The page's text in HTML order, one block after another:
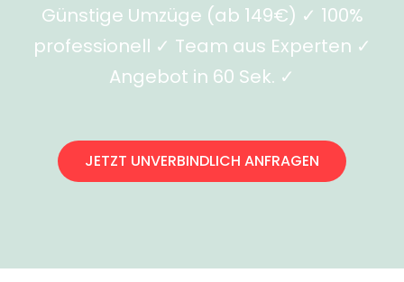
Günstige Umzüge (ab 149€) ✓ 100%
professionell ✓ Team aus Experten ✓
Angebot in 60 Sek. ✓
JETZT UNVERBINDLICH ANFRAGEN